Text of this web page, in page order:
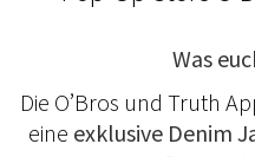
Was
Die O’Bros und Truth
eine exklusive Denim